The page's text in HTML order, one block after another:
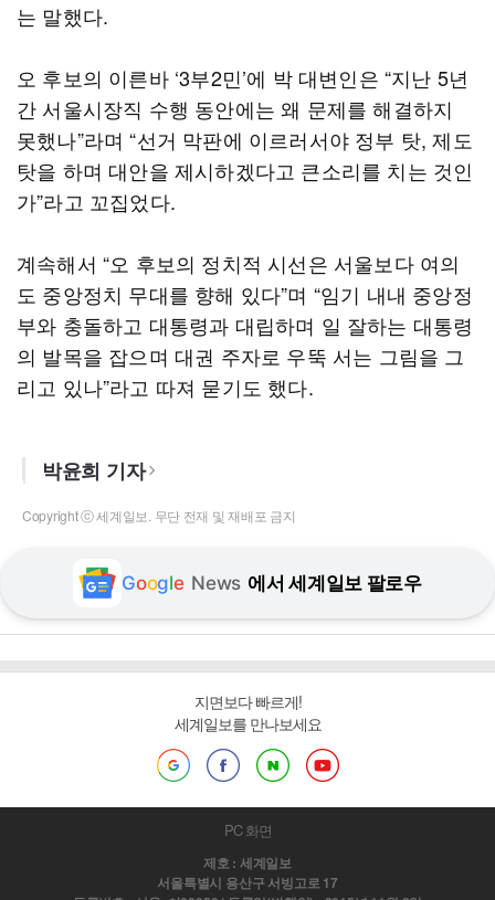
는 말했다.
오 후보의 이른바 ‘3부2민’에 박 대변인은 “지난 5년
간 서울시장직 수행 동안에는 왜 문제를 해결하지
못했나”라며 “선거 막판에 이르러서야 정부 탓, 제도
탓을 하며 대안을 제시하겠다고 큰소리를 치는 것인
가”라고 꼬집었다.
계속해서 “오 후보의 정치적 시선은 서울보다 여의
도 중앙정치 무대를 향해 있다”며 “임기 내내 중앙정
부와 충돌하고 대통령과 대립하며 일 잘하는 대통령
의 발목을 잡으며 대권 주자로 우뚝 서는 그림을 그
리고 있나”라고 따져 묻기도 했다.
박윤희 기자
Copyright ⓒ 세계일보. 무단 전재 및 재배포 금지
Google News 에서 세계일보 팔로우
지면보다 빠르게!
세계일보를 만나보세요
PC 화면
제호 : 세계일보
서울특별시 용산구 서빙고로 17